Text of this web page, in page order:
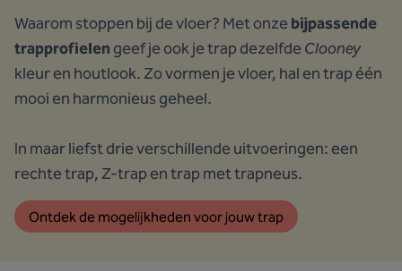
Waarom stoppen bij de vloer? Met onzebijpassende
trapprofielen geef je ook je trap dezelfdeClooney
kleur en houtlook. Zo vormen je vloer, hal en trap één
mooi en harmonieus geheel.
In maar liefst drie verschillende uitvoeringen: een
rechte trap, Z-trap en trap met trapneus.
Ontdek de mogelijkheden voor jouw trap